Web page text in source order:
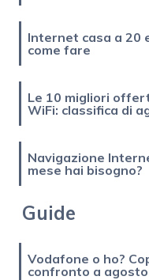
Internet casa a 20
come fare
Le 10 migliori
WiFi: classifica di
Navigazione
mese hai bisogno?
Guide
Vodafone o ho?
confronto a